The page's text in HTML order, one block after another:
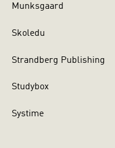
Munksgaard
Skoledu
Strandberg Publishing
Studybox
Systime